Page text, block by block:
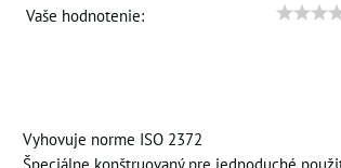
Vaše hodnotenie:
Vyhovuje norme ISO 2372
Špeciálne konštruovaný pre jednoduché